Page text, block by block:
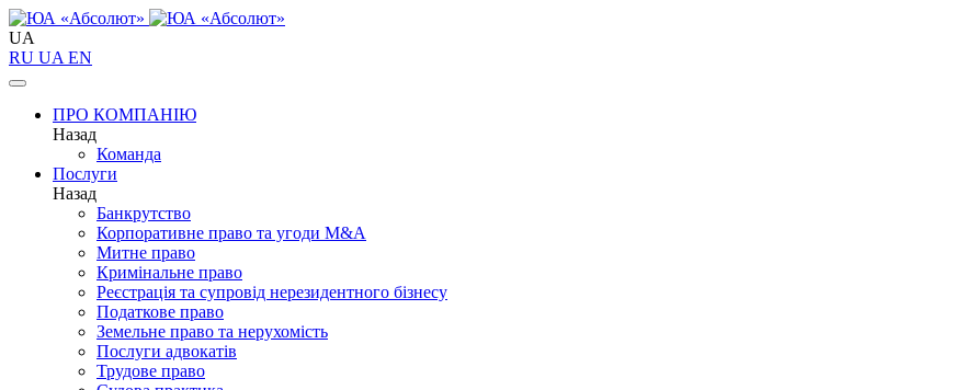
UA
RU UA EN
ПРО КОМПАНІЮ
Назад
Команда
Послуги
Назад
Банкрутство
Корпоративне право та угоди M&A
Митне право
Кримінальне право
Реєстрація та супровід нерезидентного бізнесу
Податкове право
Земельне право та нерухомість
Послуги адвокатів
Трудове право